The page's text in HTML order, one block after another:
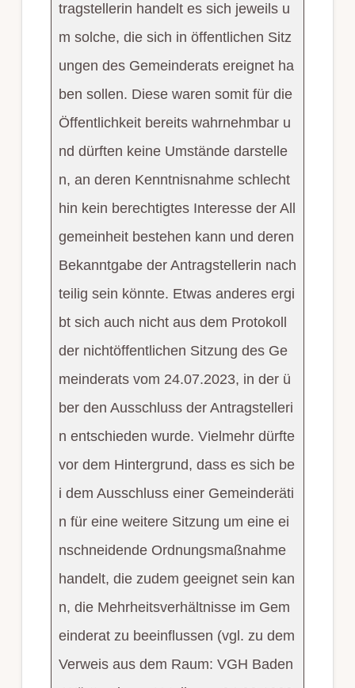
tragstellerin handelt es sich jeweils u
m solche, die sich in öffentlichen Sitz
ungen des Gemeinderats ereignet ha
ben sollen. Diese waren somit für die
Öffentlichkeit bereits wahrnehmbar u
nd dürften keine Umstände darstelle
n, an deren Kenntnisnahme schlecht
hin kein berechtigtes Interesse der All
gemeinheit bestehen kann und deren
Bekanntgabe der Antragstellerin nach
teilig sein könnte. Etwas anderes ergi
bt sich auch nicht aus dem Protokoll
der nichtöffentlichen Sitzung des Ge
meinderats vom 24.07.2023, in der ü
ber den Ausschluss der Antragstelleri
n entschieden wurde. Vielmehr dürfte
vor dem Hintergrund, dass es sich be
i dem Ausschluss einer Gemeinderäti
n für eine weitere Sitzung um eine ei
nschneidende Ordnungsmaßnahme
handelt, die zudem geeignet sein kan
n, die Mehrheitsverhältnisse im Gem
einderat zu beeinflussen (vgl. zu dem
Verweis aus dem Raum: VGH Baden